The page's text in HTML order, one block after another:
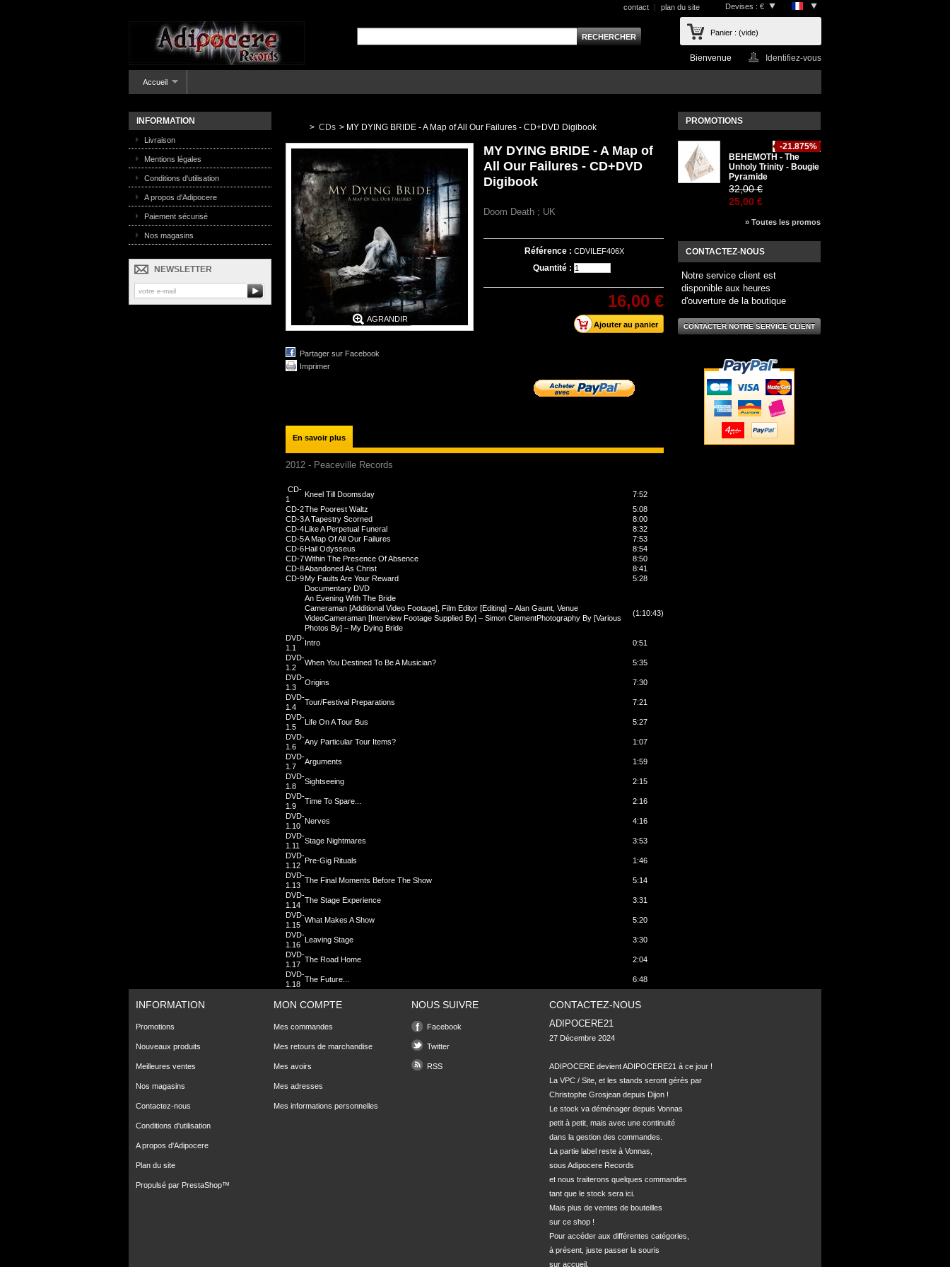
Devises : €
contact plan du site
Panier : (vide)
Bienvenue Identifiez-vous
Accueil
INFORMATION
Livraison
Mentions légales
Conditions d'utilisation
A propos d'Adipocere
Paiement sécurisé
Nos magasins
NEWSLETTER
> CDs > MY DYING BRIDE - A Map of All Our Failures - CD+DVD Digibook
AGRANDIR
Partager sur Facebook
Imprimer
MY DYING BRIDE - A Map of
All Our Failures - CD+DVD
Digibook
Doom Death ; UK
Référence : CDVILEF406X
Quantité :
16,00 €
En savoir plus
2012 - Peaceville Records
CD-
1
Kneel Till Doomsday
7:52
CD-2The Poorest Waltz
5:08
CD-3A Tapestry Scorned
8:00
CD-4Like A Perpetual Funeral
8:32
CD-5A Map Of All Our Failures
7:53
CD-6Hail Odysseus
8:54
CD-7Within The Presence Of Absence
8:50
CD-8Abandoned As Christ
8:41
CD-9My Faults Are Your Reward
5:28
Documentary DVD
An Evening With The Bride
Cameraman [Additional Video Footage], Film Editor [Editing] – Alan Gaunt, Venue
VideoCameraman [Interview Footage Supplied By] – Simon ClementPhotography By [Various
Photos By] – My Dying Bride
(1:10:43)
DVD-
1.1
Intro
0:51
DVD-
1.2
When You Destined To Be A Musician?
5:35
DVD-
1.3
Origins
7:30
DVD-
1.4
Tour/Festival Preparations
7:21
DVD-
1.5
Life On A Tour Bus
5:27
DVD-
1.6
Any Particular Tour Items?
1:07
DVD-
1.7
Arguments
1:59
DVD-
1.8
Sightseeing
2:15
DVD-
1.9
Time To Spare...
2:16
DVD-
1.10
Nerves
4:16
DVD-
1.11
Stage Nightmares
3:53
DVD-
1.12
Pre-Gig Rituals
1:46
DVD-
1.13
The Final Moments Before The Show
5:14
DVD-
1.14
The Stage Experience
3:31
DVD-
1.15
What Makes A Show
5:20
DVD-
1.16
Leaving Stage
3:30
DVD-
1.17
The Road Home
2:04
DVD-
1.18
The Future... 6:48
PROMOTIONS
-21.875%
BEHEMOTH - The
Unholy Trinity - Bougie
Pyramide
32,00 €
25,00 €
» Toutes les promos
CONTACTEZ-NOUS
Notre service client est
disponible aux heures
d'ouverture de la boutique
CONTACTER NOTRE SERVICE CLIENT
INFORMATION
Promotions
Nouveaux produits
Meilleures ventes
Nos magasins
Contactez-nous
Conditions d'utilisation
A propos d'Adipocere
Plan du site
Propulsé par PrestaShop™
MON COMPTE
Mes commandes
Mes retours de marchandise
Mes avoirs
Mes adresses
Mes informations personnelles
NOUS SUIVRE
Facebook
Twitter
RSS
CONTACTEZ-NOUS
ADIPOCERE21
27 Décembre 2024
ADIPOCERE devient ADIPOCERE21 à ce jour !
La VPC / Site, et les stands seront gérés par
Christophe Grosjean depuis Dijon !
Le stock va déménager depuis Vonnas
petit à petit, mais avec une continuité
dans la gestion des commandes.
La partie label reste à Vonnas,
sous Adipocere Records
et nous traiterons quelques commandes
tant que le stock sera ici.
Mais plus de ventes de bouteilles
sur ce shop !
Pour accéder aux différentes catégories,
à présent, juste passer la souris
sur accueil.